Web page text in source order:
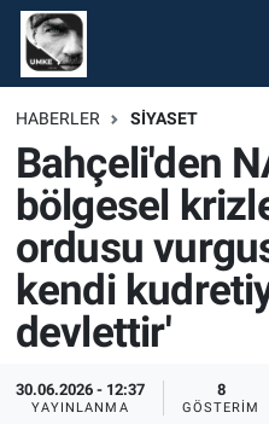
HABERLER SIYASET
Bahçeli'den
bölgesel
ordusu
kendi
devlettir'
30.06.2026 - 12:37
YAYINLANMA
8
GÖSTERIM
Gündem
Ekonomi
Spor
Magazin
Tüm Haberler
İletişim
Nöbetçi Eczaneler
Hava Durumu
Namaz Vakitleri
Trafik Durumu
Süper Lig Puan
Tüm Manşetler